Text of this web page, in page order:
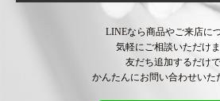
LINEなら商品やご来店につ
気軽にご相談いただけま
友だち追加するだけで
かんたんにお問い合わせいた